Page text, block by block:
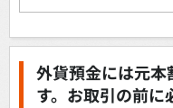
外貨預金には元本
す。お取引の前に